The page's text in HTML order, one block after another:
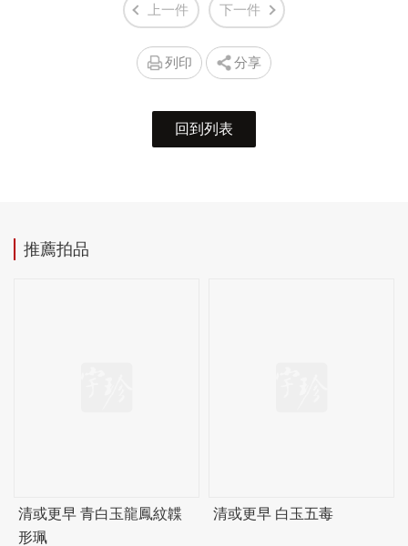
上一件 下一件
列印 分享
回到列表
推薦拍品
清或更早 青白玉龍鳳紋韘
形珮
清或更早 白玉五毒